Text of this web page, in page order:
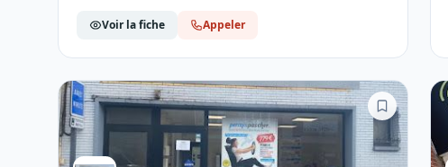
Voir la fiche Appeler